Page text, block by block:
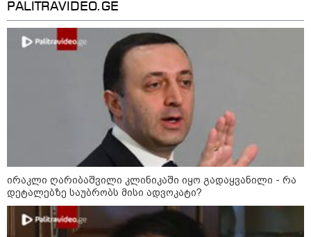
სცენიდან გადავარდეს“ -
დონალდ ტრამპის სიტყვით
გამოსვლისას დამსწრეები
სახალისო შემთხვევის მოწმენი
გახდნენ
23:45 / 05-08-2026
ტრაგედია შოტლანდიაში - 35
წლის მამას 9 წლის
ქალიშვილის მკვლელობაში
ედება ბრალი
14:08 / 05-08-2026
ლაიფციგის აეროპორტში
უკრაინულ თვითმფრინავთან
PALITRAVIDEO.GE
ირაკლი ღარიბაშვილი კლინიკაში იყო გადაყვანილი - რა
დეტალებზე საუბრობს მისი ადვოკატი?